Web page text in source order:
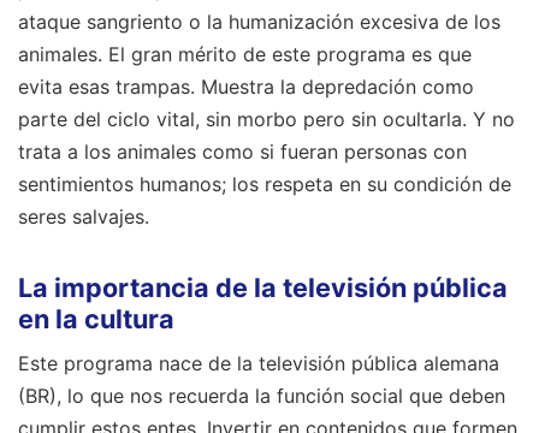
ataque sangriento o la humanización excesiva de los
animales. El gran mérito de este programa es que
evita esas trampas. Muestra la depredación como
parte del ciclo vital, sin morbo pero sin ocultarla. Y no
trata a los animales como si fueran personas con
sentimientos humanos; los respeta en su condición de
seres salvajes.
La importancia de la televisión pública
en la cultura
Este programa nace de la televisión pública alemana
(BR), lo que nos recuerda la función social que deben
cumplir estos entes. Invertir en contenidos que formen